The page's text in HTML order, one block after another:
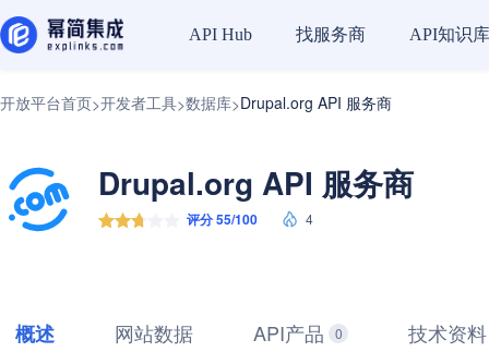
API Hub 找服务商 API知识库
开放平台首页>开发者工具>数据库>Drupal.org API 服务商
Drupal.org API 服务商
评分 55/100 4
概述 网站数据 API产品 0 技术资料